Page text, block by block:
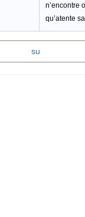
n’encontre
qu’atente
su